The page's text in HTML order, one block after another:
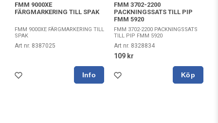
FMM 9000XE
FÄRGMARKERING TILL SPAK
FMM 9000XE FÄRGMARKERING TILL
SPAK
Art nr. 8387025
FMM 3702-2200
PACKNINGSSATS TILL PIP
FMM 5920
FMM 3702-2200 PACKNINGSSATS
TILL PIP FMM 5920
Art nr. 8328834
109 kr
Köp